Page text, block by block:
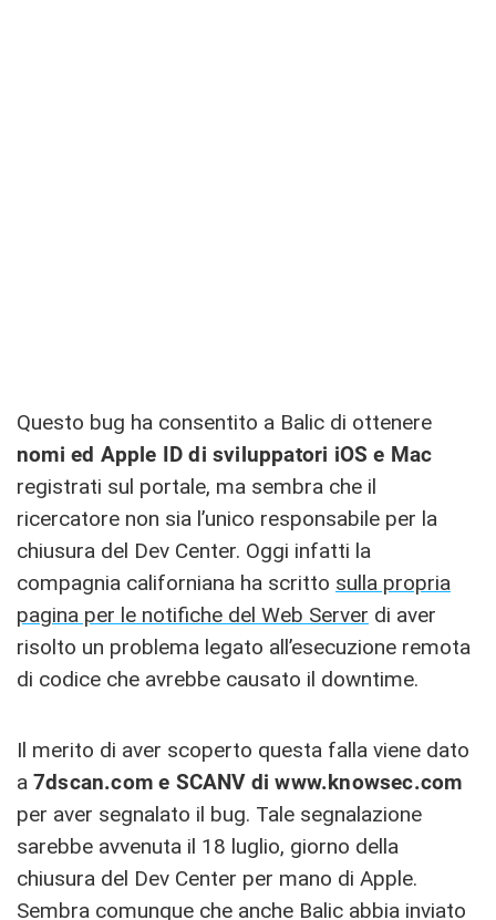
Questo bug ha consentito a Balic di ottenere
nomi ed Apple ID di sviluppatori iOS e Mac
registrati sul portale, ma sembra che il
ricercatore non sia l’unico responsabile per la
chiusura del Dev Center. Oggi infatti la
compagnia californiana ha scritto sulla propria
pagina per le notifiche del Web Server di aver
risolto un problema legato all’esecuzione remota
di codice che avrebbe causato il downtime.
Il merito di aver scoperto questa falla viene dato
a 7dscan.com e SCANV di www.knowsec.com
per aver segnalato il bug. Tale segnalazione
sarebbe avvenuta il 18 luglio, giorno della
chiusura del Dev Center per mano di Apple.
Sembra comunque che anche Balic abbia inviato